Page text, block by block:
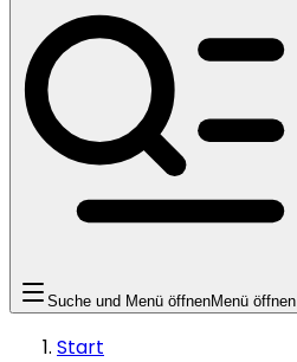
Suche und Menü öffnenMenü öffnen
Start